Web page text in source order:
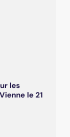
les
le 21